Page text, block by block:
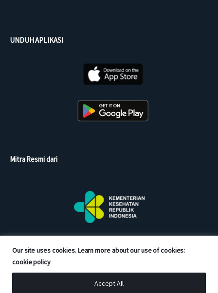
Our site uses cookies. Learn more about our use of cookies:
cookie policy
Accept All
UNDUH APLIKASI
Mitra Resmi dari
Copyright © 2026 Good Doctor. All rights reserved.